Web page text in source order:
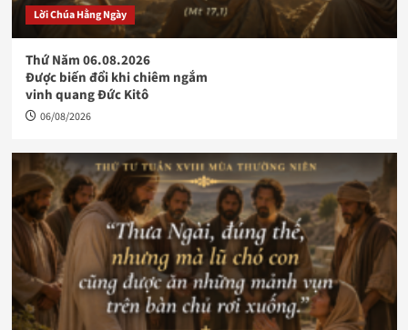
Lời Chúa Hằng Ngày
Thứ Năm 06.08.2026
Được biến đổi khi chiêm ngắm
vinh quang Đức Kitô
06/08/2026